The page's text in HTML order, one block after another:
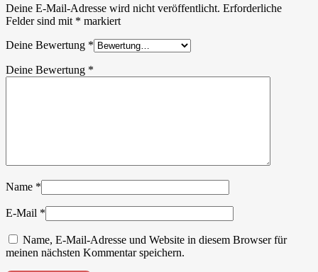
Deine E-Mail-Adresse wird nicht veröffentlicht. Erforderliche
Felder sind mit * markiert
Deine Bewertung *
Deine Bewertung *
Name *
E-Mail *
Name, E-Mail-Adresse und Website in diesem Browser für
meinen nächsten Kommentar speichern.